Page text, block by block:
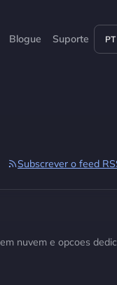
Blogue Suporte PT
Subscrever o feed
nuvem e opcoes